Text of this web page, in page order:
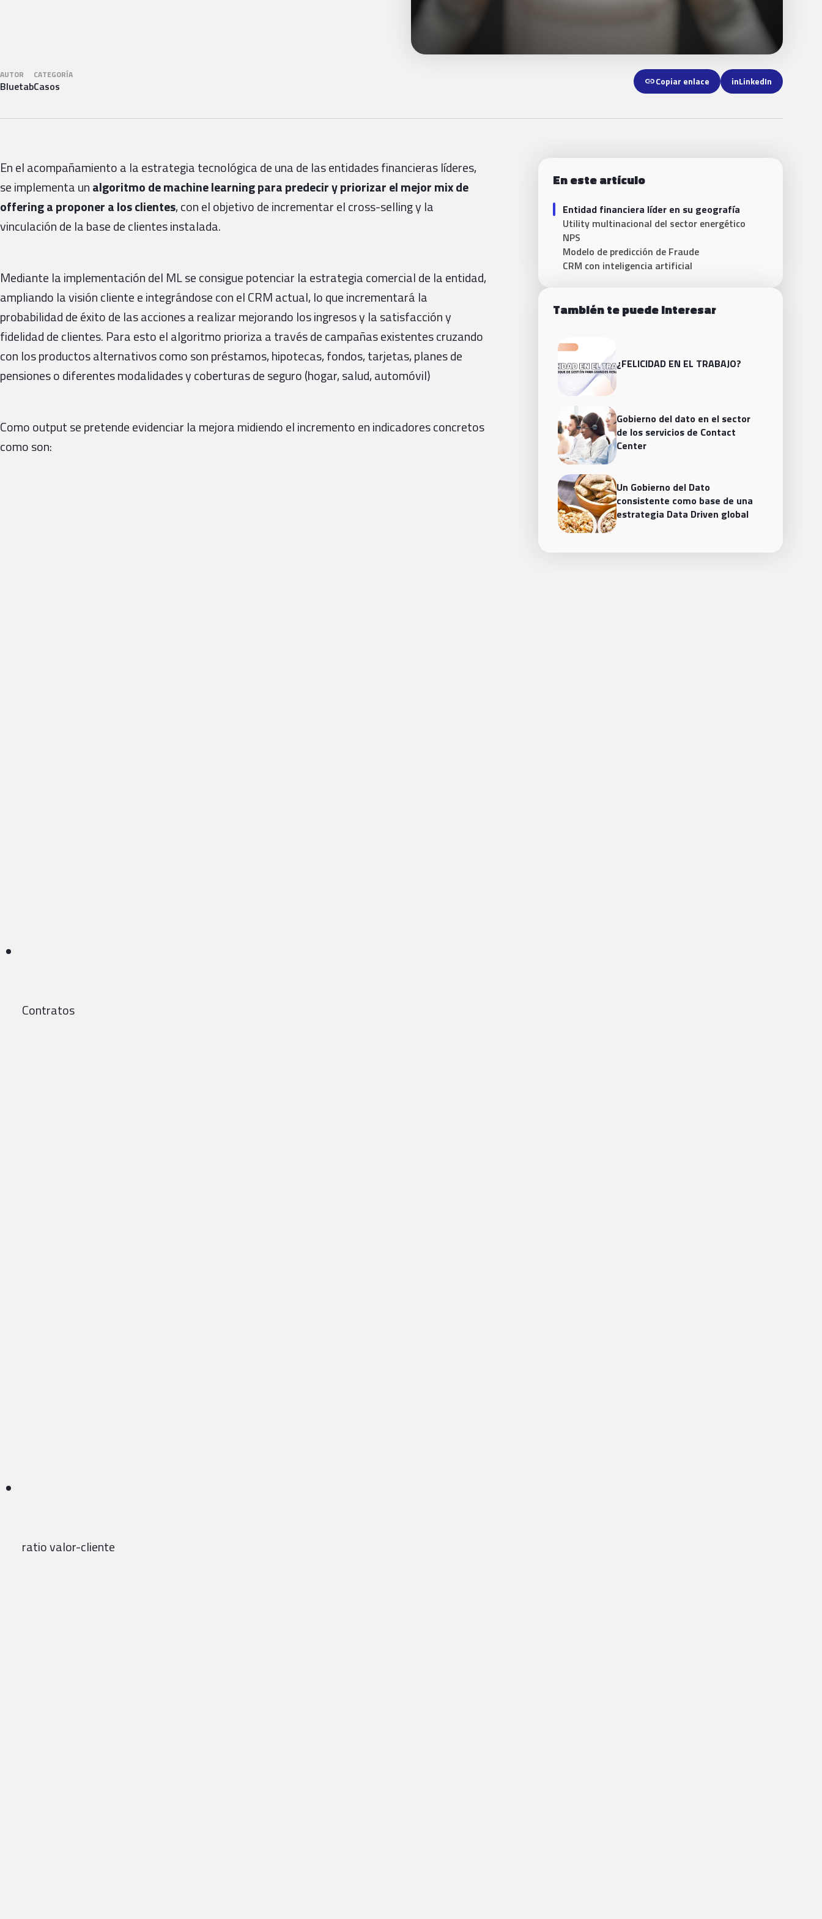
AUTOR
Bluetab
CATEGORÍA
Casos linkCopiar enlace inLinkedIn
En el acompañamiento a la estrategia tecnológica de una de las entidades financieras líderes,
se implementa unalgoritmo de machine learning para predecir y priorizar el mejor mix de
offering a proponer a los clientes, con el objetivo de incrementar el cross-selling y la
vinculación de la base de clientes instalada.
Mediante la implementación del ML se consigue potenciar la estrategia comercial de la entidad,
ampliando la visión cliente e integrándose con el CRM actual, lo que incrementará la
probabilidad de éxito de las acciones a realizar mejorando los ingresos y la satisfacción y
fidelidad de clientes. Para esto el algoritmo prioriza a través de campañas existentes cruzando
con los productos alternativos como son préstamos, hipotecas, fondos, tarjetas, planes de
pensiones o diferentes modalidades y coberturas de seguro (hogar, salud, automóvil)
Como output se pretende evidenciar la mejora midiendo el incremento en indicadores concretos
como son:
Contratos
ratio valor-cliente
En este artículo
Entidad financiera líder en su geografía
Utility multinacional del sector energético
NPS
Modelo de predicción de Fraude
CRM con inteligencia artificial
También te puede interesar
¿FELICIDAD EN EL TRABAJO?
Gobierno del dato en el sector
de los servicios de Contact
Center
Un Gobierno del Dato
consistente como base de una
estrategia Data Driven global